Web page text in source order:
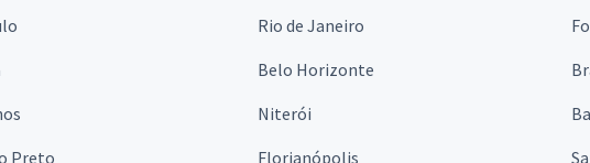
Rio de Janeiro
Belo Horizonte
Niterói
Preto
Florianópolis